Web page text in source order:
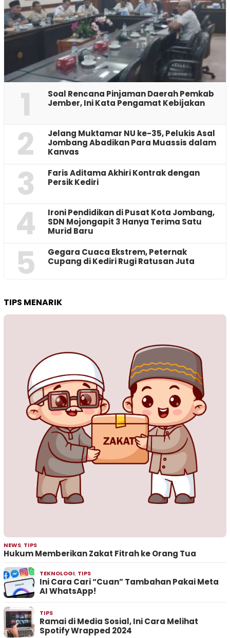
1
‎Soal Rencana Pinjaman Daerah Pemkab
Jember, Ini Kata Pengamat Kebijakan ‎
2
Jelang Muktamar NU ke-35, Pelukis Asal
Jombang Abadikan Para Muassis dalam
Kanvas
3
Faris Aditama Akhiri Kontrak dengan
Persik Kediri
4
Ironi Pendidikan di Pusat Kota Jombang,
SDN Mojongapit 3 Hanya Terima Satu
Murid Baru
5
‎Gegara Cuaca Ekstrem, Peternak
Cupang di Kediri Rugi Ratusan Juta
TIPS MENARIK
NEWS, TIPS
Hukum Memberikan Zakat Fitrah ke Orang Tua
TEKNOLOGI, TIPS
Ini Cara Cari “Cuan” Tambahan Pakai Meta
AI WhatsApp!
TIPS
Ramai di Media Sosial, Ini Cara Melihat
Spotify Wrapped 2024